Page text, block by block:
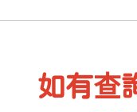
如有查